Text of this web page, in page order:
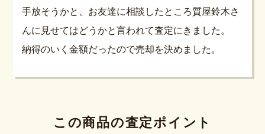
手放そうかと、お友達に相談したところ質屋鈴木さ
んに見せてはどうかと言われて査定にきました。
納得のいく金額だったので売却を決めました。
この商品の査定ポイント